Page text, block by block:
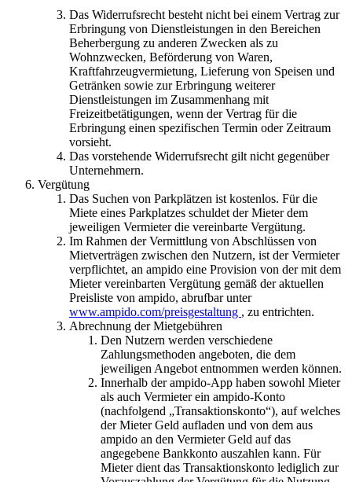
Das Widerrufsrecht besteht nicht bei einem Vertrag zur
Erbringung von Dienstleistungen in den Bereichen
Beherbergung zu anderen Zwecken als zu
Wohnzwecken, Beförderung von Waren,
Kraftfahrzeugvermietung, Lieferung von Speisen und
Getränken sowie zur Erbringung weiterer
Dienstleistungen im Zusammenhang mit
Freizeitbetätigungen, wenn der Vertrag für die
Erbringung einen spezifischen Termin oder Zeitraum
vorsieht.
Das vorstehende Widerrufsrecht gilt nicht gegenüber
Unternehmern.
Vergütung
Das Suchen von Parkplätzen ist kostenlos. Für die
Miete eines Parkplatzes schuldet der Mieter dem
jeweiligen Vermieter die vereinbarte Vergütung.
Im Rahmen der Vermittlung von Abschlüssen von
Mietverträgen zwischen den Nutzern, ist der Vermieter
verpflichtet, an ampido eine Provision von der mit dem
Mieter vereinbarten Vergütung gemäß der aktuellen
Preisliste von ampido, abrufbar unter
www.ampido.com/preisgestaltung , zu entrichten.
Abrechnung der Mietgebühren
Den Nutzern werden verschiedene
Zahlungsmethoden angeboten, die dem
jeweiligen Angebot entnommen werden können.
Innerhalb der ampido-App haben sowohl Mieter
als auch Vermieter ein ampido-Konto
(nachfolgend „Transaktionskonto“), auf welches
der Mieter Geld aufladen und von dem aus
ampido an den Vermieter Geld auf das
angegebene Bankkonto auszahlen kann. Für
Mieter dient das Transaktionskonto lediglich zur